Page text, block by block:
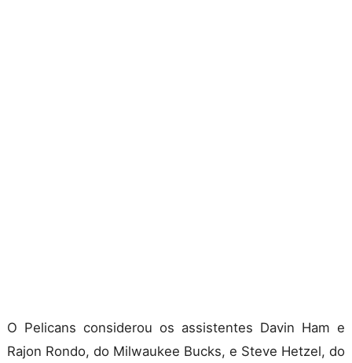
O Pelicans considerou os assistentes Davin Ham e
Rajon Rondo, do Milwaukee Bucks, e Steve Hetzel, do